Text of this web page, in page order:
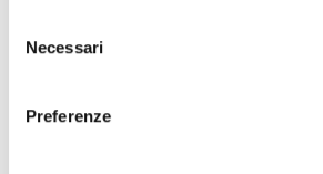
delNecessari
Preferenze